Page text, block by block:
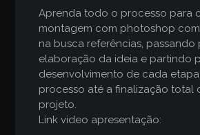
Aprenda todo o processo para
montagem com photoshop
na busca referências, passando
elaboração da ideia e partindo
desenvolvimento de cada
processo até a finalização total
projeto.
Link video apresentação: